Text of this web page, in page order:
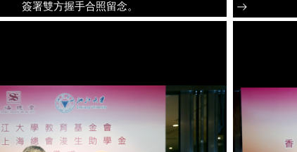
簽署雙方握手合照留念。